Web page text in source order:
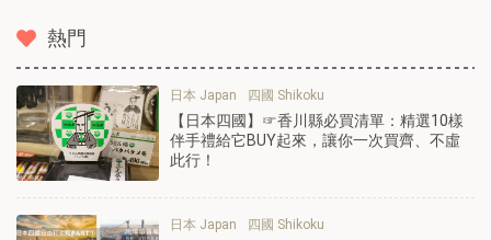
熱門
日本 Japan 四國 Shikoku
【日本四國】☞香川縣必買清單：精選10樣
伴手禮給它BUY起來，讓你一次買齊、不虛
此行！
日本 Japan 四國 Shikoku